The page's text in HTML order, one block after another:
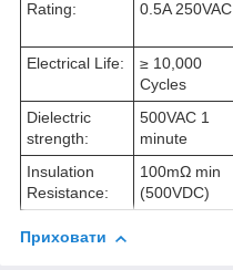
Rating: 0.5A 250VAC
Electrical Life:
≥ 10,000
Cycles
Dielectric
strength:
500VAC 1
minute
Insulation
Resistance:
100mΩ min
(500VDC)
Приховати